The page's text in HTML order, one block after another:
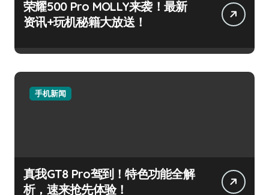
荣耀500 Pro MOLLY来袭！最新
资讯+玩机秘籍大放送！
手机新闻
真我GT8 Pro驾到！特色功能全解
析，速来抢先体验！